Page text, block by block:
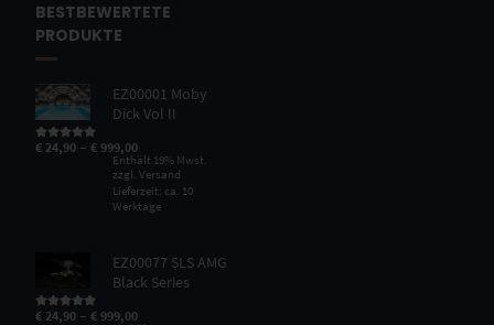
BESTBEWERTETE
PRODUKTE
EZ00001 Moby
Dick Vol II
Bewertet mit
von 5
€ 24,90 –€ 999,00
Enthält 19% Mwst.
zzgl.Versand
Lieferzeit: ca. 10
Werktage
EZ00077 SLS AMG
Black Series
Bewertet mit
€ 24,90 –€ 999,00